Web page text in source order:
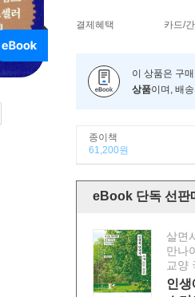
결제혜택 카드/
이 상품은 구
상품이며, 배
종이책
61,200원
eBook 단독 선판
살면
만나
교양
인생